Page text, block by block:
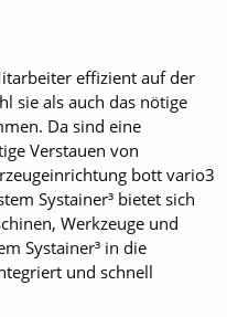
effizient auf der
sie als auch das nötige
Da sind eine
Verstauen von
bott vario3
Systainer³ bietet sich
Werkzeuge und
Systainer³ in die
und schnell